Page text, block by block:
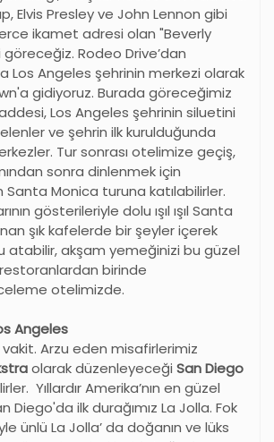
Elvis Presley ve John Lennon gibi
ikamet adresi olan "Beverly
göreceğiz. Rodeo Drive’dan
Los Angeles şehrinin merkezi olarak
gidiyoruz. Burada göreceğimiz
Los Angeles şehrinin siluetini
ve şehrin ilk kurulduğunda
Tur sonrası otelimize geçiş,
sonra dinlenmek için
Monica turuna katılabilirler.
gösterileriyle dolu ışıl ışıl Santa
şık kafelerde bir şeyler içerek
atabilir, akşam yemeğinizi bu güzel
birinde
otelimizde.
Arzu eden misafirlerimiz
olarak düzenleyeceği San Diego
Yıllardır Amerika’nın en güzel
Diego'da ilk durağımız La Jolla. Fok
ünlü La Jolla’ da doğanın ve lüks